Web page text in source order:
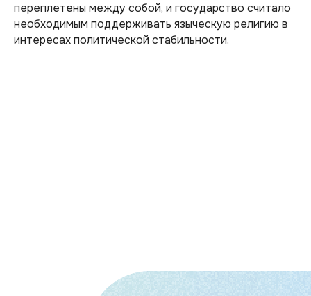
переплетены между собой, и государство считало
необходимым поддерживать языческую религию в
интересах политической стабильности.